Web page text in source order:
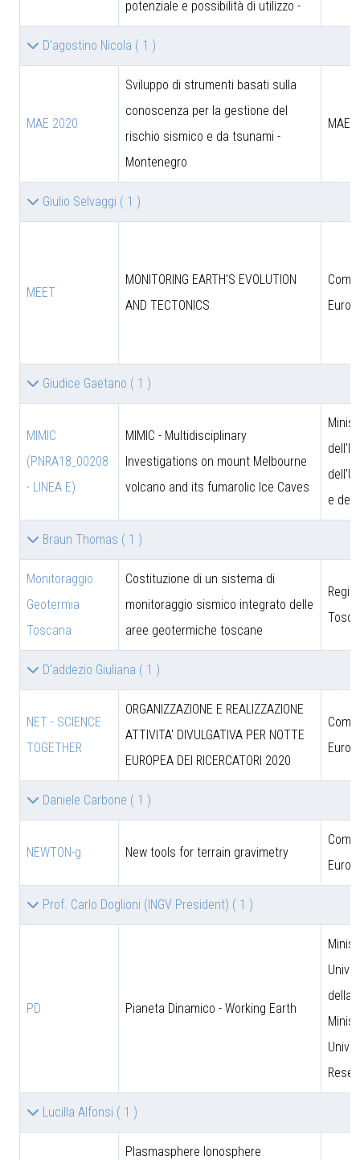
potenziale e possibilità di utilizzo -
D'agostino Nicola ( 1 )
MAE 2020
Sviluppo di strumenti basati sulla
conoscenza per la gestione del
rischio sismico e da tsunami -
Montenegro
MAE
Giulio Selvaggi ( 1 )
MEET
MONITORING EARTH'S EVOLUTION
AND TECTONICS
Giudice Gaetano ( 1 )
MIMIC
(PNRA18_00208
- LINEA E)
MIMIC - Multidisciplinary
Investigations on mount Melbourne
volcano and its fumarolic Ice Caves
e
Braun Thomas ( 1 )
Monitoraggio
Geotermia
Toscana
Costituzione di un sistema di
monitoraggio sismico integrato delle
aree geotermiche toscane
D'addezio Giuliana ( 1 )
NET - SCIENCE
TOGETHER
ORGANIZZAZIONE E REALIZZAZIONE
ATTIVITA' DIVULGATIVA PER NOTTE
EUROPEA DEI RICERCATORI 2020
Daniele Carbone ( 1 )
NEWTON-g New tools for terrain gravimetry
Prof. Carlo Doglioni (INGV President) ( 1 )
PD Pianeta Dinamico - Working Earth
della
Lucilla Alfonsi ( 1 )
Plasmasphere Ionosphere